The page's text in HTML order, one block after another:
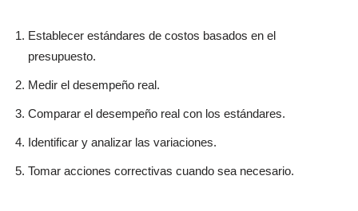
Establecer estándares de costos basados en el
presupuesto.
Medir el desempeño real.
Comparar el desempeño real con los estándares.
Identificar y analizar las variaciones.
Tomar acciones correctivas cuando sea necesario.